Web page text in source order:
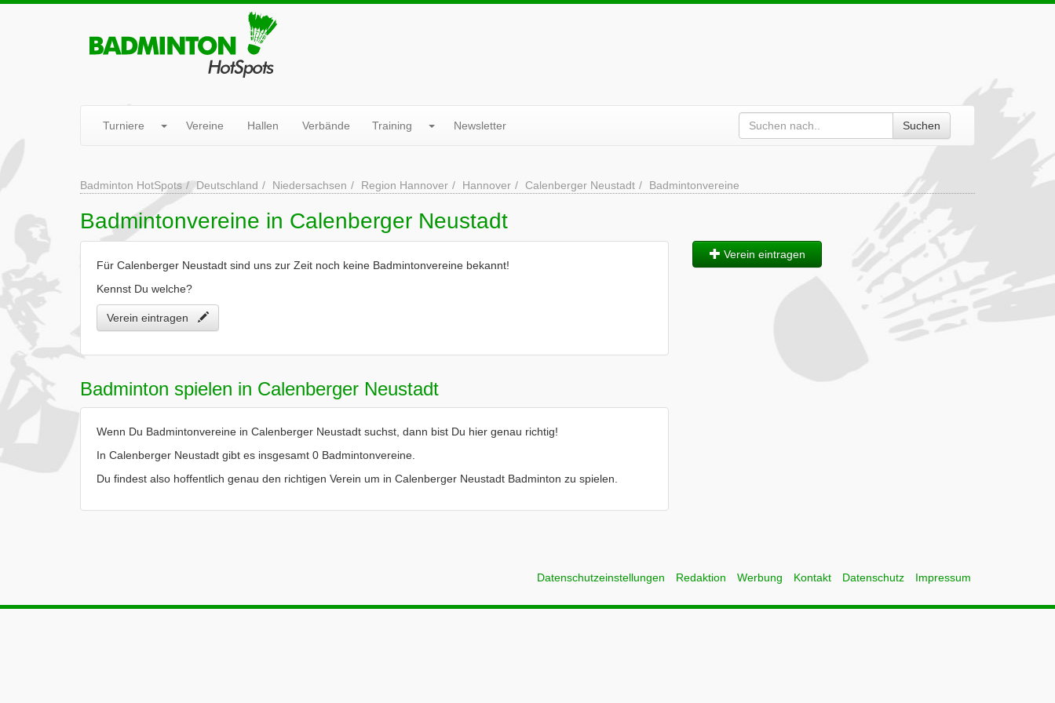
Turniere Vereine Hallen Verbände Training Newsletter Suchen
Badminton HotSpots Deutschland Niedersachsen Region Hannover Hannover Calenberger Neustadt Badmintonvereine
Badmintonvereine in Calenberger Neustadt
Für Calenberger Neustadt sind uns zur Zeit noch keine Badmintonvereine bekannt!
Kennst Du welche?
Verein eintragen
Badminton spielen in Calenberger Neustadt
Wenn Du Badmintonvereine in Calenberger Neustadt suchst, dann bist Du hier genau richtig!
In Calenberger Neustadt gibt es insgesamt 0 Badmintonvereine.
Du findest also hoffentlich genau den richtigen Verein um in Calenberger Neustadt Badminton zu spielen.
Verein eintragen
Datenschutzeinstellungen Redaktion Werbung Kontakt Datenschutz Impressum